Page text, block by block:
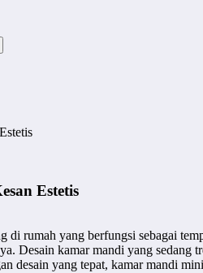
Estetis
di rumah yang berfungsi sebagai
Desain kamar mandi yang sedang
desain yang tepat, kamar mandi